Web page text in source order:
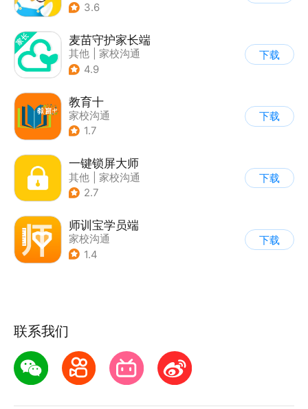
3.6
麦苗守护家长端
其他
家校沟通
4.9
下载
教育十
家校沟通
1.7
下载
一键锁屏大师
其他
家校沟通
2.7
下载
师训宝学员端
家校沟通
1.4
下载
联系我们